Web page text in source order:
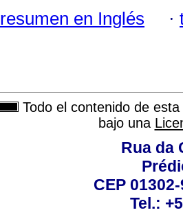
resumen en Inglés ·
Todo el contenido de
bajo una
Rua da
CEP
Tel.: